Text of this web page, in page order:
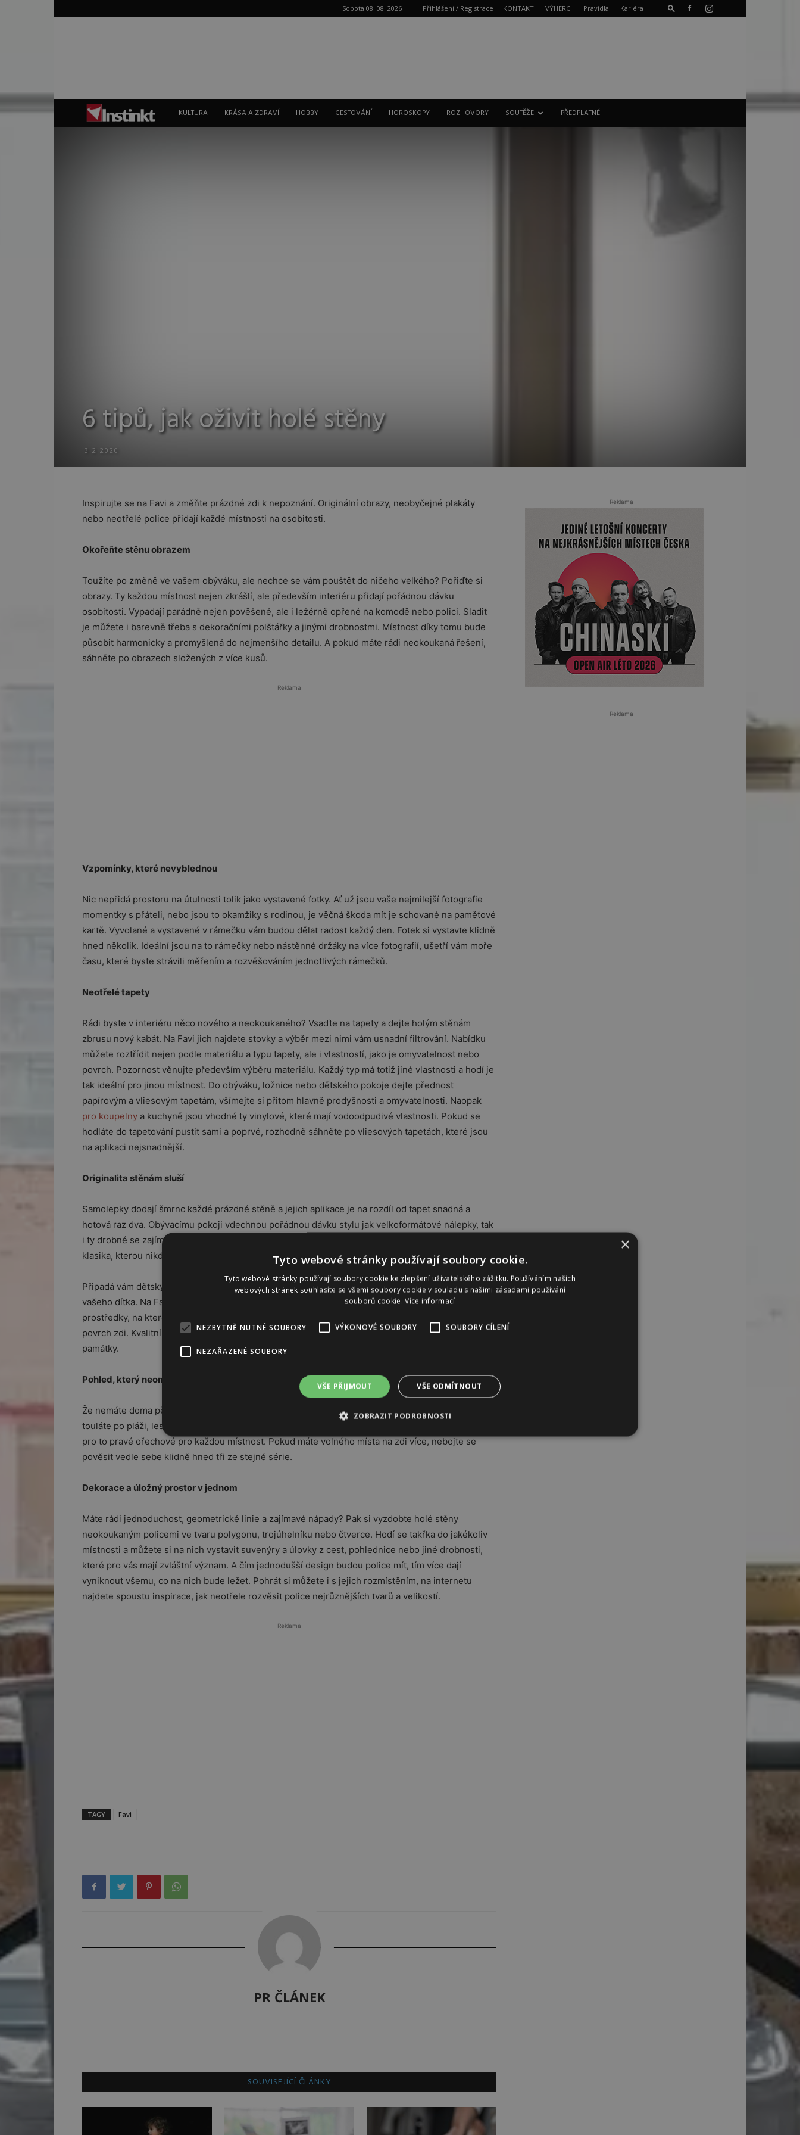
Sobota 08. 08. 2026 Přihlášení / Registrace KONTAKT VÝHERCI Pravidla Kariéra
Instinkt
KULTURA KRÁSA A ZDRAVÍ HOBBY CESTOVÁNÍ HOROSKOPY ROZHOVORY SOUTĚŽE PŘEDPLATNÉ
6 tipů, jak oživit holé stěny
3.2.2020
Inspirujte se na Favi a změňte prázdné zdi k nepoznání. Originální obrazy, neobyčejné plakáty
nebo neotřelé police přidají každé místnosti na osobitosti.
Okořeňte stěnu obrazem
Toužíte po změně ve vašem obýváku, ale nechce se vám pouštět do ničeho velkého? Pořiďte si
obrazy. Ty každou místnost nejen zkrášlí, ale především interiéru přidají pořádnou dávku
osobitosti. Vypadají parádně nejen pověšené, ale i ležérně opřené na komodě nebo polici. Sladit
je můžete i barevně třeba s dekoračními polštářky a jinými drobnostmi. Místnost díky tomu bude
působit harmonicky a promyšlená do nejmenšího detailu. A pokud máte rádi neokoukaná řešení,
sáhněte po obrazech složených z více kusů.
Reklama
Vzpomínky, které nevyblednou
Nic nepřidá prostoru na útulnosti tolik jako vystavené fotky. Ať už jsou vaše nejmilejší fotografie
momentky s přáteli, nebo jsou to okamžiky s rodinou, je věčná škoda mít je schované na paměťové
kartě. Vyvolané a vystavené v rámečku vám budou dělat radost každý den. Fotek si vystavte klidně
hned několik. Ideální jsou na to rámečky nebo nástěnné držáky na více fotografií, ušetří vám moře
času, které byste strávili měřením a rozvěšováním jednotlivých rámečků.
Neotřelé tapety
Rádi byste v interiéru něco nového a neokoukaného? Vsaďte na tapety a dejte holým stěnám
zbrusu nový kabát. Na Favi jich najdete stovky a výběr mezi nimi vám usnadní filtrování. Nabídku
můžete roztřídit nejen podle materiálu a typu tapety, ale i vlastností, jako je omyvatelnost nebo
povrch. Pozornost věnujte především výběru materiálu. Každý typ má totiž jiné vlastnosti a hodí je
tak ideální pro jinou místnost. Do obýváku, ložnice nebo dětského pokoje dejte přednost
papírovým a vliesovým tapetám, všímejte si přitom hlavně prodyšnosti a omyvatelnosti. Naopak
pro koupelny a kuchyně jsou vhodné ty vinylové, které mají vodoodpudivé vlastnosti. Pokud se
hodláte do tapetování pustit sami a poprvé, rozhodně sáhněte po vliesových tapetách, které jsou
na aplikaci nejsnadnější.
Originalita stěnám sluší
Samolepky dodají šmrnc každé prázdné stěně a jejich aplikace je na rozdíl od tapet snadná a
hotová raz dva. Obývacímu pokoji vdechnou pořádnou dávku stylu jak velkoformátové nálepky, tak
i ty drobné se zajímavými detaily. Pokud si nejste jisti motivem, přírodní a geometrické vzory jsou
klasika, kterou nikdy nic nezkazíte.
Připadá vám dětský pokoj příliš fádní? Pak sáhněte po hravých samolepkách s oblíbeným motivem
vašeho dítka. Na Favi najdete jak komiksové hrdiny, tak roztomilá zvířátka nebo všechny dopravní
prostředky, na které si kluci vzpomenou. Navíc není třeba se bát, že jejich aplikací poškodíte
povrch zdi. Kvalitní samolepky jdou jednoduše sloupnout a v pokoji po nich nezůstane ani
památky.
Pohled, který neomrzí
Že nemáte doma pěkný výhled z okna? Pak si zarámujte plakát s malebnou krajinou. Ať už se raději
touláte po pláži, lesem nebo dáváte přednost tropické džungli, plakáty se záběrem z krajiny jsou
pro to pravé ořechové pro každou místnost. Pokud máte volného místa na zdi více, nebojte se
pověsit vedle sebe klidně hned tři ze stejné série.
Dekorace a úložný prostor v jednom
Máte rádi jednoduchost, geometrické linie a zajímavé nápady? Pak si vyzdobte holé stěny
neokoukaným policemi ve tvaru polygonu, trojúhelníku nebo čtverce. Hodí se takřka do jakékoliv
místnosti a můžete si na nich vystavit suvenýry a úlovky z cest, pohlednice nebo jiné drobnosti,
které pro vás mají zvláštní význam. A čím jednodušší design budou police mít, tím více dají
vyniknout všemu, co na nich bude ležet. Pohrát si můžete i s jejich rozmístěním, na internetu
najdete spoustu inspirace, jak neotřele rozvěsit police nejrůznějších tvarů a velikostí.
Reklama
TAGY Favi
PR ČLÁNEK
SOUVISEJÍCÍ ČLÁNKY
Reklama
Reklama
×
Tyto webové stránky používají soubory cookie.
Tyto webové stránky používají soubory cookie ke zlepšení uživatelského zážitku. Používáním našich
webových stránek souhlasíte se všemi soubory cookie v souladu s našimi zásadami používání
souborů cookie.Více informací
NEZBYTNĚ NUTNÉ SOUBORY VÝKONOVÉ SOUBORY SOUBORY CÍLENÍ
NEZAŘAZENÉ SOUBORY
VŠE PŘIJMOUT VŠE ODMÍTNOUT
ZOBRAZIT PODROBNOSTI